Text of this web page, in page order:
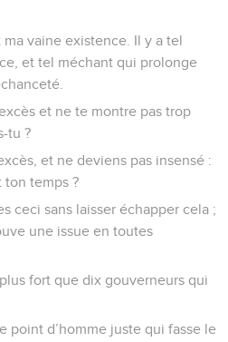
vaine existence. Il y a tel
et tel méchant qui prolonge
et ne te montre pas trop
tu ?
et ne deviens pas insensé :
ton temps ?
ceci sans laisser échapper cela ;
une issue en toutes
fort que dix gouverneurs qui
point d’homme juste qui fasse le